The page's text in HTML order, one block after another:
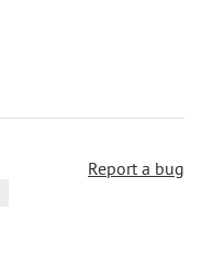
Report a bug